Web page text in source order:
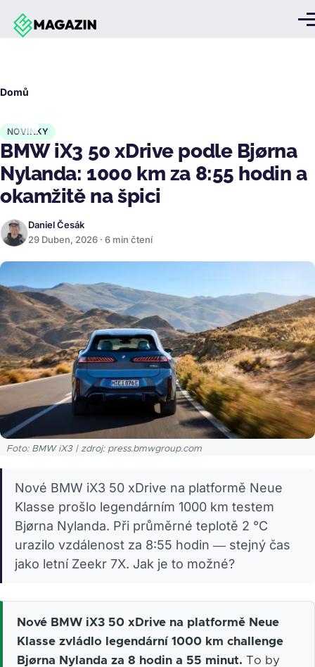
Přejít k hlavnímu obsahu
Domů
NOVINKY
BMW iX3 50 xDrive podle Bjørna
Nylanda: 1000 km za 8:55 hodin a
okamžitě na špici
Daniel Česák
29 Duben, 2026 · 6 min čtení
Foto: BMW iX3 | zdroj: press.bmwgroup.com
Nové BMW iX3 50 xDrive na platformě Neue
Klasse prošlo legendárním 1000 km testem
Bjørna Nylanda. Při průměrné teplotě 2 °C
urazilo vzdálenost za 8:55 hodin — stejný čas
jako letní Zeekr 7X. Jak je to možné?
Nové BMW iX3 50 xDrive na platformě Neue
Klasse zvládlo legendární 1000 km challenge
Bjørna Nylanda za 8 hodin a 55 minut. To by